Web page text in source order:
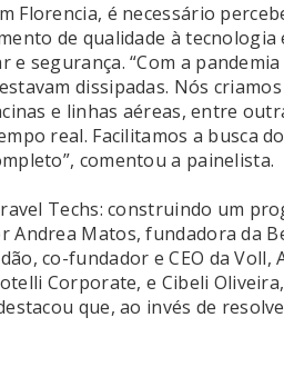
Florencia, é necessário
de qualidade à tecnologia
e segurança. “Com a
dissipadas. Nós
e linhas aéreas, entre
real. Facilitamos a busca
comentou a painelista.
Techs: construindo um
Andrea Matos, fundadora da
co-fundador e CEO da
Corporate, e Cibeli
que, ao invés de